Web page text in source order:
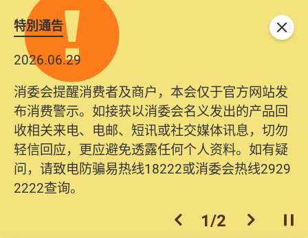
特別通告
2026.06.29
消委会提醒消费者及商户，本会仅于官方网站发
布消费警示。如接获以消委会名义发出的产品回
收相关来电、电邮、短讯或社交媒体讯息，切勿
轻信回应，更应避免透露任何个人资料。如有疑
问，请致电防骗易热线18222或消委会热线2929
2222查询。
上一个
1/2 下一个开
关闭